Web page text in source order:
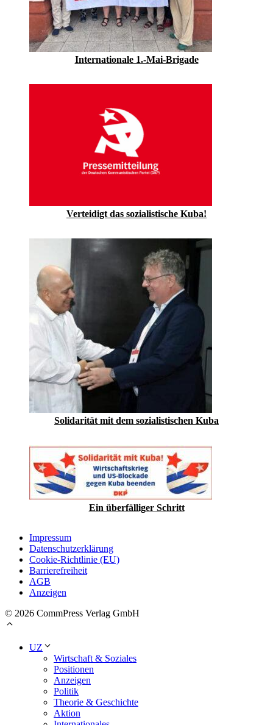
Internationale 1.-Mai-Brigade
Verteidigt das sozialistische Kuba!
Solidarität mit dem sozialistischen Kuba
Ein überfälliger Schritt
Impressum
Datenschutzerklärung
Cookie-Richtlinie (EU)
Barrierefreiheit
AGB
Anzeigen
© 2026 CommPress Verlag GmbH
UZ
Wirtschaft & Soziales
Positionen
Anzeigen
Politik
Theorie & Geschichte
Aktion